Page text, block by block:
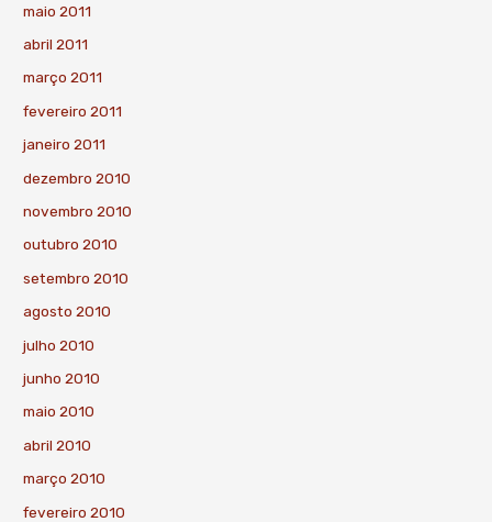
maio 2011
abril 2011
março 2011
fevereiro 2011
janeiro 2011
dezembro 2010
novembro 2010
outubro 2010
setembro 2010
agosto 2010
julho 2010
junho 2010
maio 2010
abril 2010
março 2010
fevereiro 2010